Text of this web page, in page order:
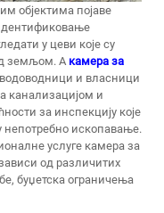
објектима појаве
у цеви које су
земљом. А камера за
водоводници и власници
канализацијом и
за инспекцију које
непотребно ископавање.
услуге камера за
од различитих
буџетска ограничења